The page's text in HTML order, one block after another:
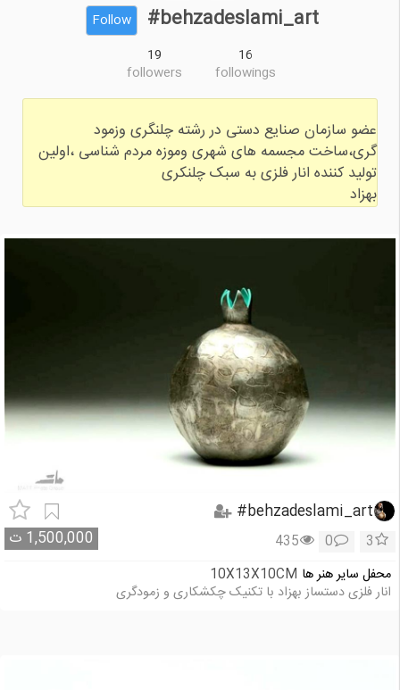
behzadeslami_art#
Follow
16
followings
19
followers
عضو سازمان صنایع دستی در رشته چلنگری وزمود
گری،ساخت مجسمه های شهری وموزه مردم شناسی ،اولین
تولید کننده انار فلزی به سبک چلنکری
بهزاد
behzadeslami_art#
1,500,000 ت 3
0
435
محفل سایر هنر ها 10X13X10CM
انار فلزی دستساز بهزاد با تکنیک چکشکاری و زمودگری